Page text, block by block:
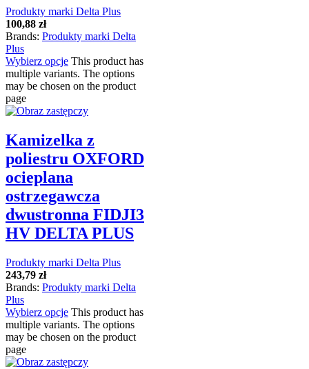
Produkty marki Delta Plus
100,88 zł
Brands: Produkty marki Delta
Plus
Wybierz opcje This product has
multiple variants. The options
may be chosen on the product
page
Kamizelka z
poliestru OXFORD
ocieplana
ostrzegawcza
dwustronna FIDJI3
HV DELTA PLUS
Produkty marki Delta Plus
243,79 zł
Brands: Produkty marki Delta
Plus
Wybierz opcje This product has
multiple variants. The options
may be chosen on the product
page